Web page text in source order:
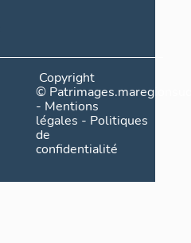
Copyright
©
- Mentions
légales - Politiques
de
confidentialité